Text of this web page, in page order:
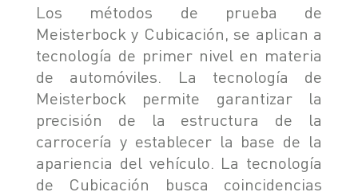
Los métodos de prueba de
Meisterbock y Cubicación, se aplican a
tecnología de primer nivel en materia
de automóviles. La tecnología de
Meisterbock permite garantizar la
precisión de la estructura de la
carrocería y establecer la base de la
apariencia del vehículo. La tecnología
de Cubicación busca coincidencias